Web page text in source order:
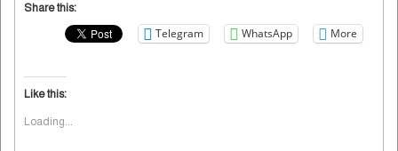
Share this:
Telegram WhatsApp More
Like this:
Loading...